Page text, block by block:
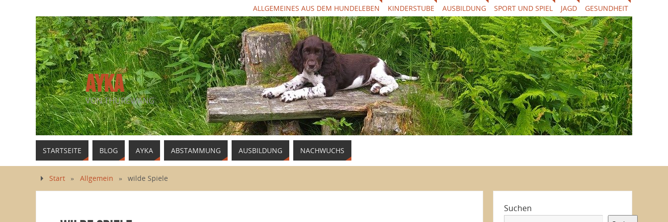
ALLGEMEINES AUS DEM HUNDELEBEN KINDERSTUBE AUSBILDUNG SPORT UND SPIEL JAGD GESUNDHEIT
AYKA
VON THUREWANG
STARTSEITE BLOG AYKA ABSTAMMUNG AUSBILDUNG NACHWUCHS
Start » Allgemein » wilde Spiele
Suchen